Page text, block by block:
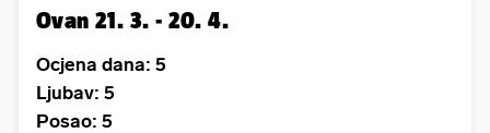
Ovan 21. 3. - 20. 4.
Ocjena dana: 5
Ljubav: 5
Posao: 5